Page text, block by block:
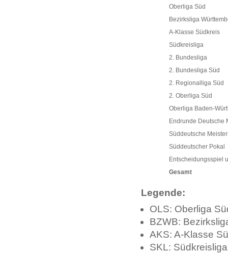
Oberliga Süd
Bezirksliga
A-Klasse Südkreis
Südkreisliga
2. Bundesliga
2. Bundesliga Süd
2. Regionalliga Süd
2. Oberliga Süd
Oberliga Baden-
Endrunde Deutsche
Süddeutsche
Süddeutscher Pokal
Entscheidungsspiel
Gesamt
Legende:
OLS: Oberliga
BZWB:
AKS: A-Klasse
SKL: Südkreisliga